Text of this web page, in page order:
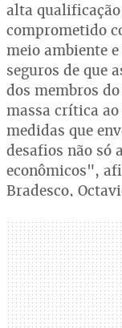
alta
comprometido
meio ambiente
seguros de que
dos membros
massa crítica
medidas que
desafios não só
econômicos",
Bradesco,